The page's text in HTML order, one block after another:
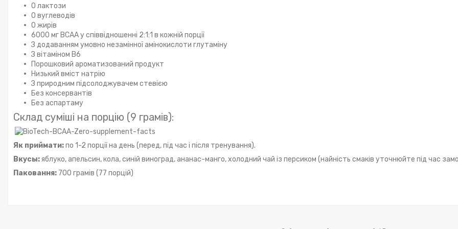
0 лактози
0 вуглеводів
0 жирів
6000 мг BCAA у співвідношенні 2:1:1 в кожній порції
З додаванням умовно незамінної амінокислоти глутаміну
З вітаміном B6
Порошковий ароматизований продукт
Низький вміст натрію
З природним підсолоджувачем стевією
Без консервантів
Без аспартаму
Склад суміші на порцію (9 грамів):
Як приймати:по 1-2 порції на день (перед, під час і після тренування).
Вкусы:яблуко, апельсин, кола, синій виноград, ананас-манго, холодний чай із персиком (найність смаків уточнюйте під час
Паковання: 700 грамів (77 порцій)